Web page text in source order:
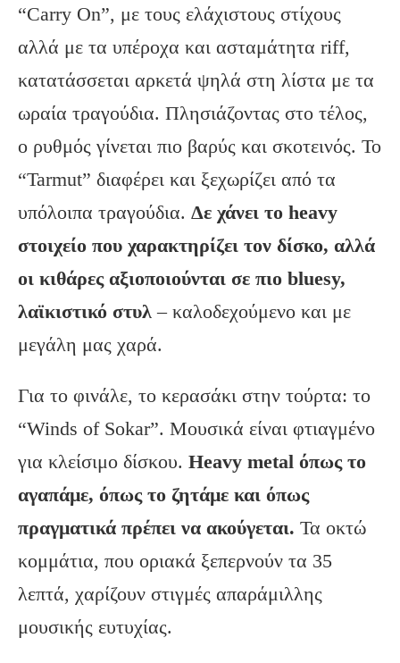
“Carry On”, με τους ελάχιστους στίχους
αλλά με τα υπέροχα και ασταμάτητα riff,
κατατάσσεται αρκετά ψηλά στη λίστα με τα
ωραία τραγούδια. Πλησιάζοντας στο τέλος,
ο ρυθμός γίνεται πιο βαρύς και σκοτεινός. Το
“Tarmut” διαφέρει και ξεχωρίζει από τα
υπόλοιπα τραγούδια. Δε χάνει το heavy
στοιχείο που χαρακτηρίζει τον δίσκο, αλλά
οι κιθάρες αξιοποιούνται σε πιο bluesy,
λαϊκιστικό στυλ – καλοδεχούμενο και με
μεγάλη μας χαρά.
Για το φινάλε, το κερασάκι στην τούρτα: το
“Winds of Sokar”. Μουσικά είναι φτιαγμένο
για κλείσιμο δίσκου. Heavy metal όπως το
αγαπάμε, όπως το ζητάμε και όπως
πραγματικά πρέπει να ακούγεται. Τα οκτώ
κομμάτια, που οριακά ξεπερνούν τα 35
λεπτά, χαρίζουν στιγμές απαράμιλλης
μουσικής ευτυχίας.